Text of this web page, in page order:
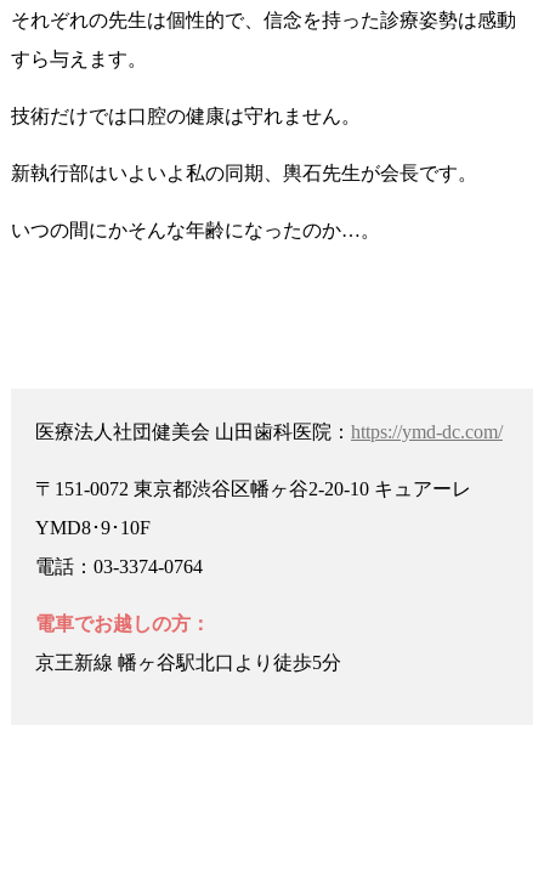
それぞれの先生は個性的で、信念を持った診療姿勢は感動
すら与えます。
技術だけでは口腔の健康は守れません。
新執行部はいよいよ私の同期、輿石先生が会長です。
いつの間にかそんな年齢になったのか…。
医療法人社団健美会 山田歯科医院： https://ymd-dc.com/
〒151-0072 東京都渋谷区幡ヶ谷2-20-10 キュアーレ
YMD8･9･10F
電話：03-3374-0764
電車でお越しの方：
京王新線 幡ヶ谷駅北口より徒歩5分